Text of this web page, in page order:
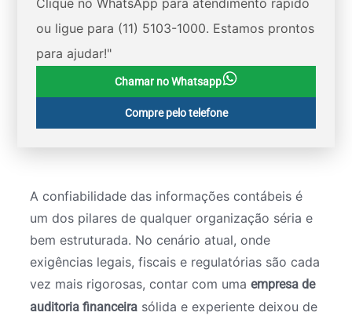
ou ligue para (11) 5103-1000. Estamos prontos
para ajudar!"
Chamar no Whatsapp
Compre pelo telefone
A confiabilidade das informações contábeis é
um dos pilares de qualquer organização séria e
bem estruturada. No cenário atual, onde
exigências legais, fiscais e regulatórias são cada
vez mais rigorosas, contar com umaempresa de
auditoria financeira sólida e experiente deixou de